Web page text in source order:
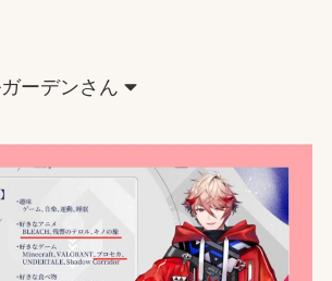
ーデンさん